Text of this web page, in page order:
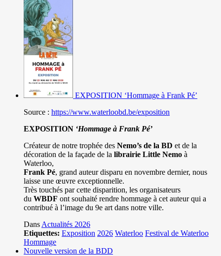
EXPOSITION ‘Hommage à Frank Pé’
Source : https://www.waterloobd.be/exposition
EXPOSITION ‘Hommage à Frank Pé’
Créateur de notre trophée des Nemo’s de la BD et de la
décoration de la façade de la librairie Little Nemo à
Waterloo,
Frank Pé, grand auteur disparu en novembre dernier, nous
laisse une œuvre exceptionnelle.
Très touchés par cette disparition, les organisateurs
du WBDF ont souhaité rendre hommage à cet auteur qui a
contribué à l’image du 9e art dans notre ville.
DansActualités 2026
Etiquettes: Exposition 2026 Waterloo Festival de Waterloo
Hommage
Nouvelle version de la BDD